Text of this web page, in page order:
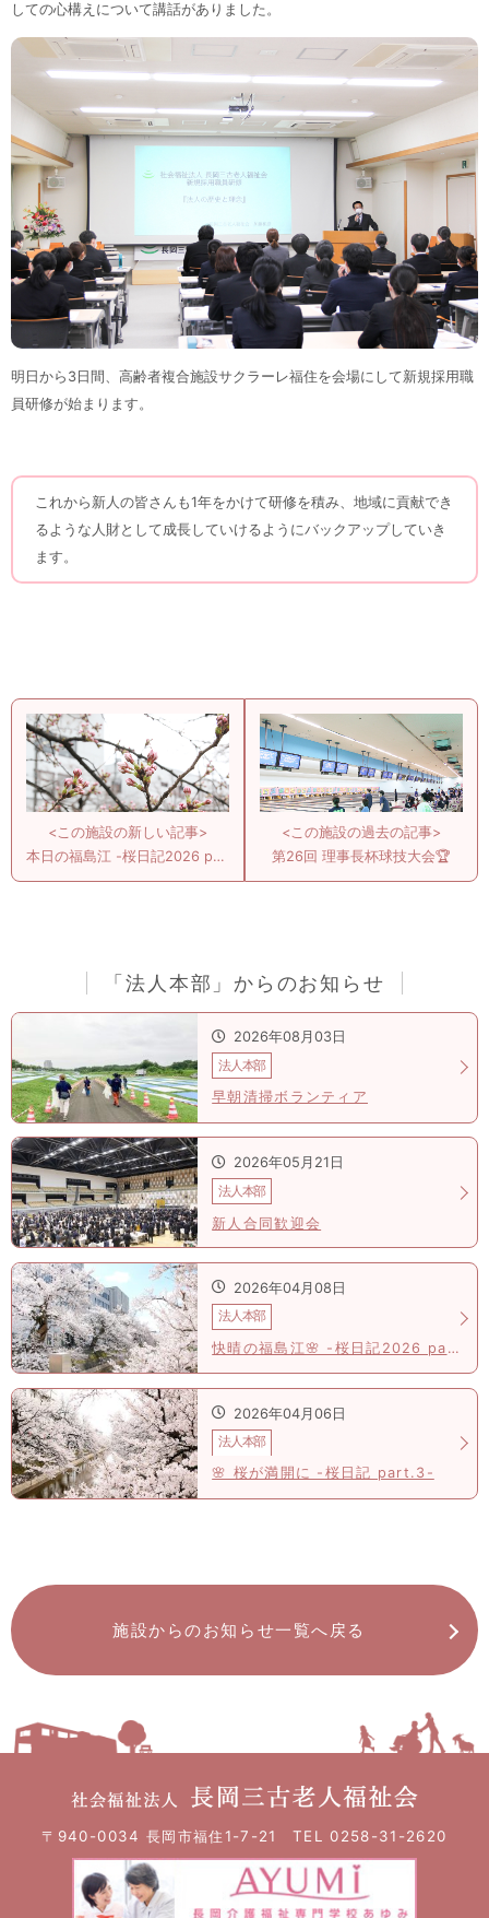
しての心構えについて講話がありました。
明日から3日間、高齢者複合施設サクラーレ福住を会場にして新規採用職
員研修が始まります。
これから新人の皆さんも1年をかけて研修を積み、地域に貢献でき
るような人財として成長していけるようにバックアップしていき
ます。
<この施設の新しい記事>
本日の福島江 -桜日記2026 part.1-
<この施設の過去の記事>
第26回 理事長杯球技大会🏆
「法人本部」からのお知らせ
2026年08月03日
法人本部
早朝清掃ボランティア
2026年05月21日
法人本部
新人合同歓迎会
2026年04月08日
法人本部
快晴の福島江🌸 -桜日記2026 part.4-
2026年04月06日
法人本部
🌸 桜が満開に -桜日記 part.3-
施設からのお知らせ一覧へ戻る
〒940-0034 長岡市福住1-7-21 TEL 0258-31-2620